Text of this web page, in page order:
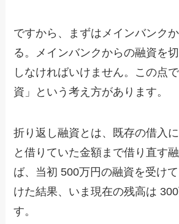
ですから、まずはメインバンク
る。メインバンクからの融資を
しなければいけません。この点
資」という考え方があります。
折り返し融資とは、既存の借入
と借りていた金額まで借り直す
ば、当初 500万円の融資を受け
けた結果、いま現在の残高は
す。